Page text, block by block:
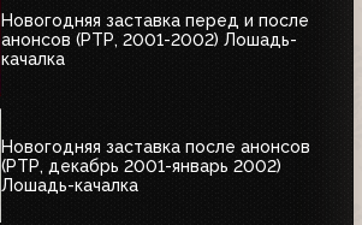
Новогодняя заставка перед и после
анонсов (РТР, 2001-2002) Лошадь-
качалка
Новогодняя заставка после анонсов
(РТР, декабрь 2001-январь 2002)
Лошадь-качалка